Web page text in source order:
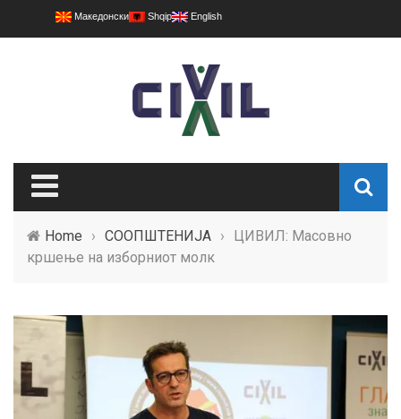
Македонски Shqip English
Home › СООПШТЕНИЈА ›
ЦИВИЛ: Масовно
кршење на изборниот молк